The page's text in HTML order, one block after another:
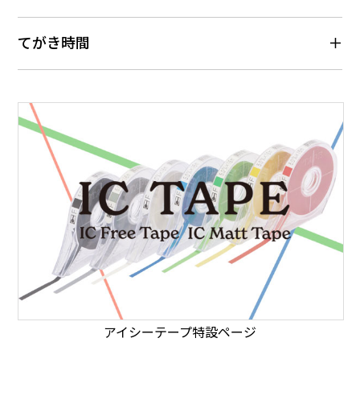
てがき時間
アイシーテープ特設ページ